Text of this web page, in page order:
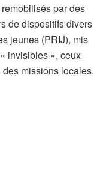
par des
de dispositifs divers
jeunes (PRIJ), mis
invisibles », ceux
missions locales.